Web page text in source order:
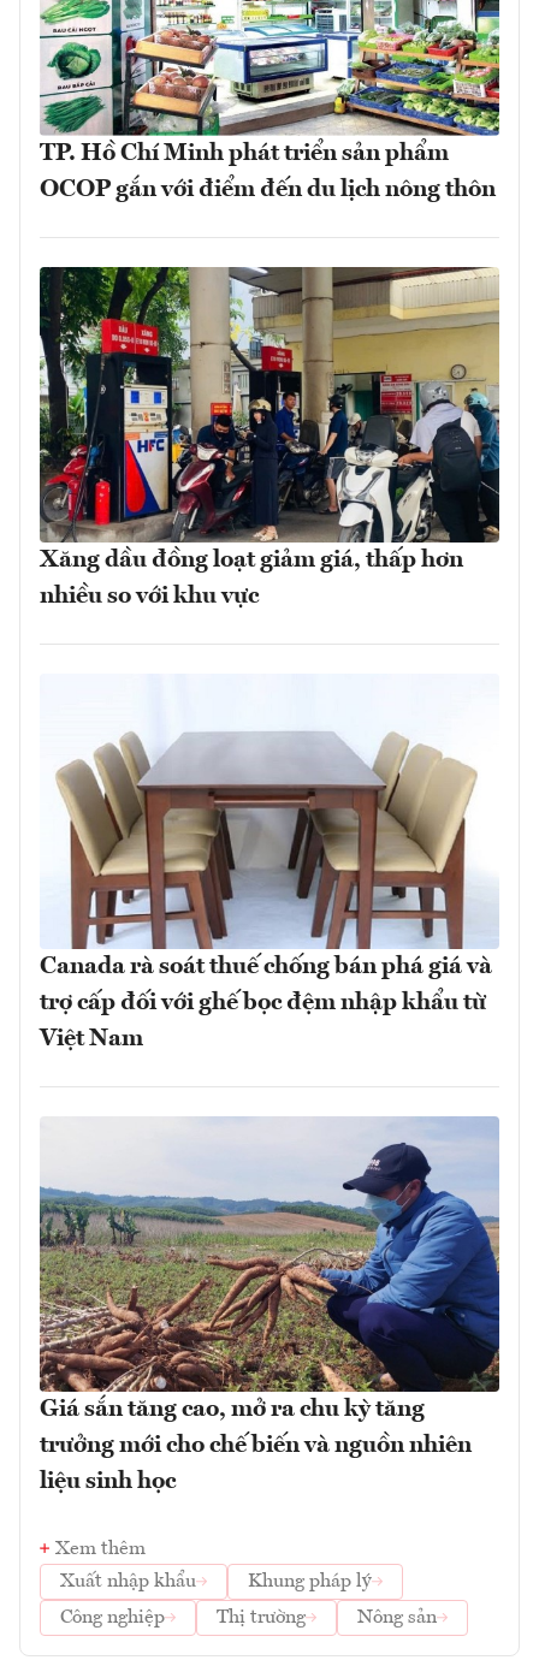
TP. Hồ Chí Minh phát triển sản phẩm
OCOP gắn với điểm đến du lịch nông thôn
Xăng dầu đồng loạt giảm giá, thấp hơn
nhiều so với khu vực
Canada rà soát thuế chống bán phá giá và
trợ cấp đối với ghế bọc đệm nhập khẩu từ
Việt Nam
Giá sắn tăng cao, mở ra chu kỳ tăng
trưởng mới cho chế biến và nguồn nhiên
liệu sinh học
Xem thêm
Xuất nhập khẩu
Khung pháp lý
Công nghiệp
Thị trường Nông sản